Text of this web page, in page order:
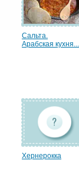
Сальта.
Арабская кухня...
Хернерокка